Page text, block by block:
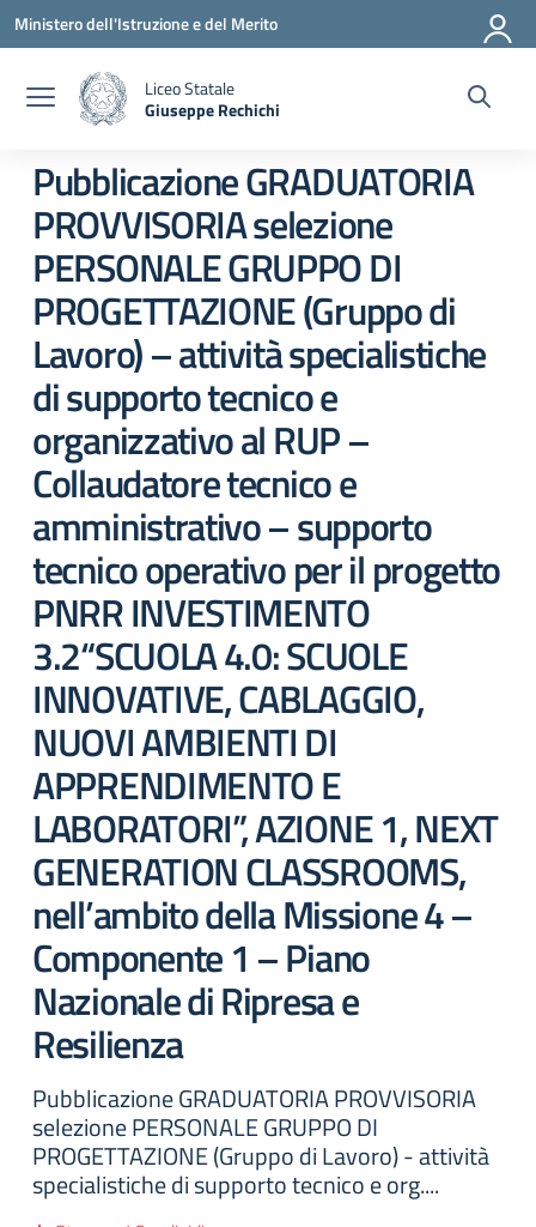
Vai ai contenuti
Vai al menu di navigazione
Vai al footer
Ministero dell'Istruzione e del Merito
Liceo Statale
Giuseppe Rechichi
Pubblicazione GRADUATORIA
PROVVISORIA selezione
PERSONALE GRUPPO DI
PROGETTAZIONE (Gruppo di
Lavoro) – attività specialistiche
di supporto tecnico e
organizzativo al RUP –
Collaudatore tecnico e
amministrativo – supporto
tecnico operativo per il progetto
PNRR INVESTIMENTO
3.2“SCUOLA 4.0: SCUOLE
INNOVATIVE, CABLAGGIO,
NUOVI AMBIENTI DI
APPRENDIMENTO E
LABORATORI”, AZIONE 1, NEXT
GENERATION CLASSROOMS,
nell’ambito della Missione 4 –
Componente 1 – Piano
Nazionale di Ripresa e
Resilienza
Pubblicazione GRADUATORIA PROVVISORIA
selezione PERSONALE GRUPPO DI
PROGETTAZIONE (Gruppo di Lavoro) - attività
specialistiche di supporto tecnico e org....